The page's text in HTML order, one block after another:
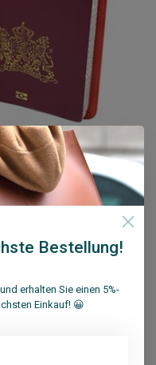
Rot & Orange
Bestellung!
erhalten Sie einen 5%-
Einkauf! 😀